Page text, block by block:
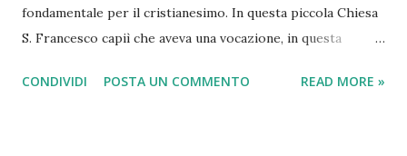
fondamentale per il cristianesimo. In questa piccola Chiesa
S. Francesco capiì che aveva una vocazione, in questa
piccola Chiesa, S. Francesco morì. Molti non lo sanno ma la
CONDIVIDI POSTA UN COMMENTO READ MORE »